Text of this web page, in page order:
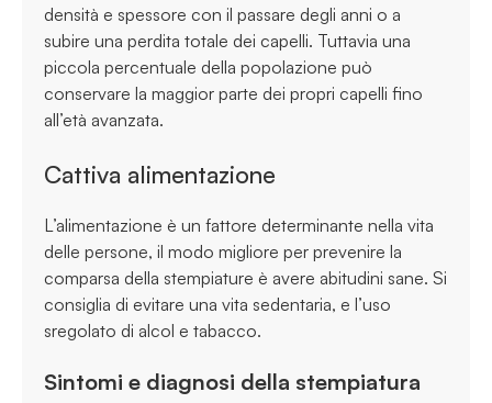
densità e spessore con il passare degli anni o a
subire una perdita totale dei capelli. Tuttavia una
piccola percentuale della popolazione può
conservare la maggior parte dei propri capelli fino
all’età avanzata.
Cattiva alimentazione
L’alimentazione è un fattore determinante nella vita
delle persone, il modo migliore per prevenire la
comparsa della stempiature è avere abitudini sane. Si
consiglia di evitare una vita sedentaria, e l’uso
sregolato di alcol e tabacco.
Sintomi e diagnosi della stempiatura